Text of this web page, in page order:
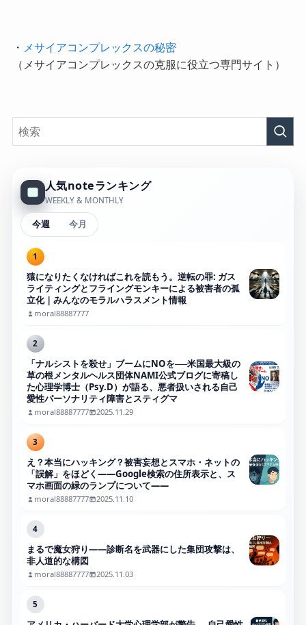
・
メサイアコンプレックスの秘密
（メサイアコンプレックスの克服に役立つ専門サイト）
人気noteランキング
WEEKLY & MONTHLY
今週 今月
1
猿になりたくなければこれを読もう。逆転の罪: ガス
ライティングとフライングモンキーによる被害者の孤
立化｜みんなのモラルハラスメント情報
moral88887777
2
「ナルシストを殺せ」ブームにNOを──米国最大級の
草の根メンタルヘルス団体NAMI公式ブログに寄稿し
た心理学博士（Psy.D）が語る、悪者扱いされる自己
愛性パーソナリティ障害とスティグマ
moral88887777 2025.11.29
3
え？本当にハッキング？被害妄想とスマホ・ネットの
「誤解」をほどく――Google検索の住所表示と、ス
マホ画面の緑のランプについて――
moral88887777 2025.11.10
4
まるで魔女狩り——診断名を武器にした集団攻撃は、
非人道的な構図
moral88887777 2025.11.03
5